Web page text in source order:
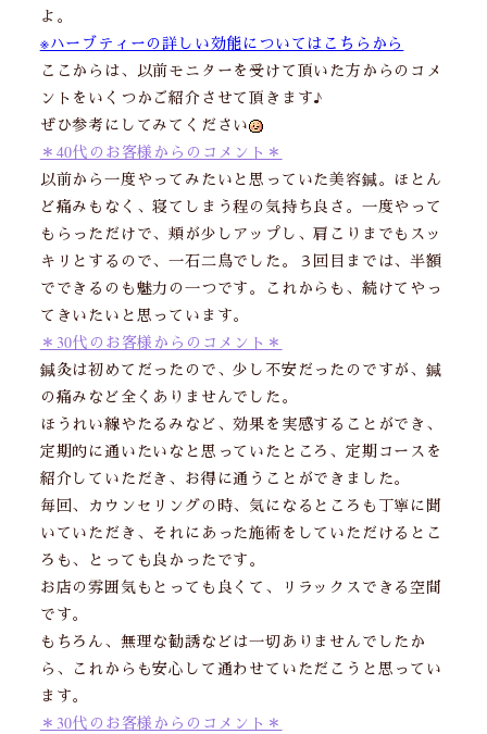
よ。
※ハーブティーの詳しい効能についてはこちらから
ここからは、以前モニターを受けて頂いた方からのコメ
ントをいくつかご紹介させて頂きます♪
ぜひ参考にしてみてください
＊40代のお客様からのコメント＊
以前から一度やってみたいと思っていた美容鍼。ほとん
ど痛みもなく、寝てしまう程の気持ち良さ。一度やって
もらっただけで、頬が少しアップし、肩こりまでもスッ
キリとするので、一石二鳥でした。３回目までは、半額
でできるのも魅力の一つです。これからも、続けてやっ
てきいたいと思っています。
＊30代のお客様からのコメント＊
鍼灸は初めてだったので、少し不安だったのですが、鍼
の痛みなど全くありませんでした。
ほうれい線やたるみなど、効果を実感することができ、
定期的に通いたいなと思っていたところ、定期コースを
紹介していただき、お得に通うことができました。
毎回、カウンセリングの時、気になるところも丁寧に聞
いていただき、それにあった施術をしていただけるとこ
ろも、とっても良かったです。
お店の雰囲気もとっても良くて、リラックスできる空間
です。
もちろん、無理な勧誘などは一切ありませんでしたか
ら、これからも安心して通わせていただこうと思ってい
ます。
＊30代のお客様からのコメント＊